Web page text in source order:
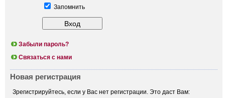
Запомнить
Забыли пароль?
Связаться с нами
Новая регистрация
Зрегистрируйтесь, если у Вас нет регистрации. Это даст Вам: